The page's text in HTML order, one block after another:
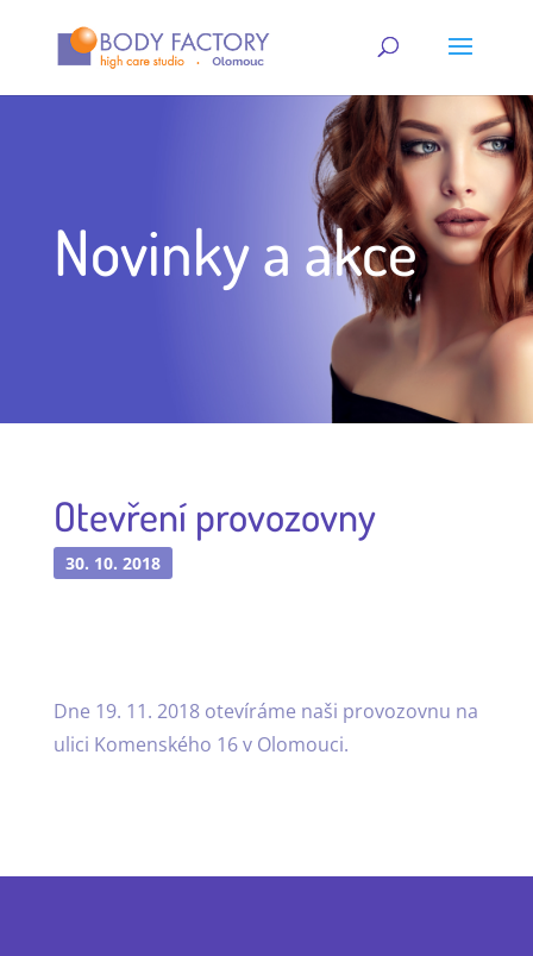
Novinky a akce
Otevření provozovny
30. 10. 2018
Dne 19. 11. 2018 otevíráme naši provozovnu na
ulici Komenského 16 v Olomouci.